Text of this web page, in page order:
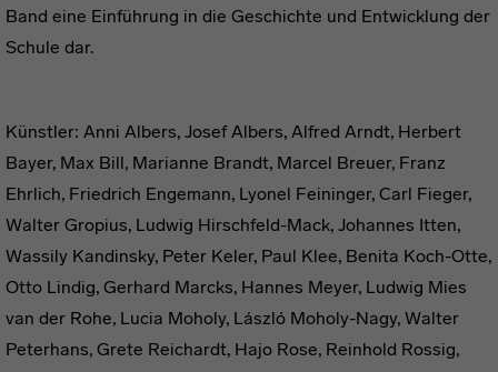
Band eine Einführung in die Geschichte und Entwicklung der
Schule dar.
Künstler: Anni Albers, Josef Albers, Alfred Arndt, Herbert
Bayer, Max Bill, Marianne Brandt, Marcel Breuer, Franz
Ehrlich, Friedrich Engemann, Lyonel Feininger, Carl Fieger,
Walter Gropius, Ludwig Hirschfeld-Mack, Johannes Itten,
Wassily Kandinsky, Peter Keler, Paul Klee, Benita Koch-Otte,
Otto Lindig, Gerhard Marcks, Hannes Meyer, Ludwig Mies
van der Rohe, Lucia Moholy, László Moholy-Nagy, Walter
Peterhans, Grete Reichardt, Hajo Rose, Reinhold Rossig,